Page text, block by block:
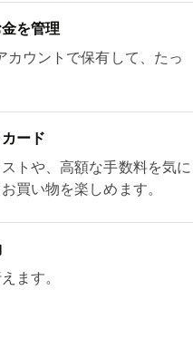
を管理
カウントで保有して、たっ
ード
トや、高額な手数料を気に
買い物を楽しめます。
ます。